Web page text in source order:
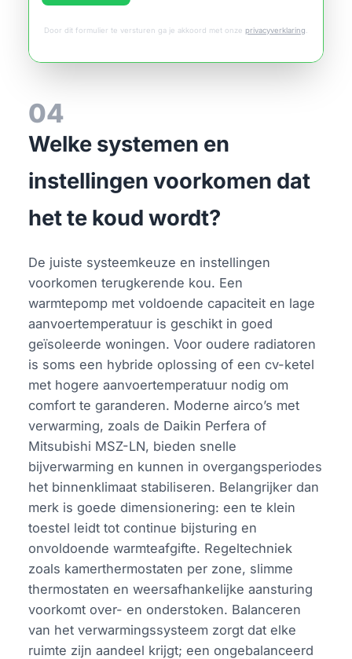
Door dit formulier te versturen ga je akkoord met onze privacyverklaring.
04
Welke systemen en
instellingen voorkomen dat
het te koud wordt?
De juiste systeemkeuze en instellingen
voorkomen terugkerende kou. Een
warmtepomp met voldoende capaciteit en lage
aanvoertemperatuur is geschikt in goed
geïsoleerde woningen. Voor oudere radiatoren
is soms een hybride oplossing of een cv-ketel
met hogere aanvoertemperatuur nodig om
comfort te garanderen. Moderne airco’s met
verwarming, zoals de Daikin Perfera of
Mitsubishi MSZ-LN, bieden snelle
bijverwarming en kunnen in overgangsperiodes
het binnenklimaat stabiliseren. Belangrijker dan
merk is goede dimensionering: een te klein
toestel leidt tot continue bijsturing en
onvoldoende warmteafgifte. Regeltechniek
zoals kamerthermostaten per zone, slimme
thermostaten en weersafhankelijke aansturing
voorkomt over- en onderstoken. Balanceren
van het verwarmingssysteem zorgt dat elke
ruimte zijn aandeel krijgt; een ongebalanceerd